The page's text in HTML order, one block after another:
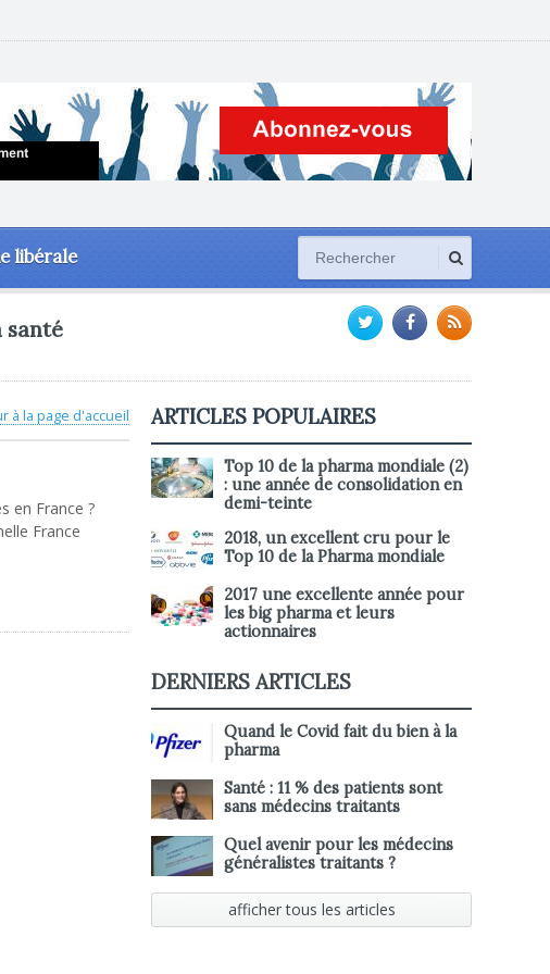
libérale
santé
à la page d'accueil
en France ?
France
ARTICLES POPULAIRES
Top 10 de la pharma mondiale (2)
: une année de consolidation en
demi-teinte
2018, un excellent cru pour le
Top 10 de la Pharma mondiale
2017 une excellente année pour
les big pharma et leurs
actionnaires
DERNIERS ARTICLES
Quand le Covid fait du bien à la
pharma
Santé : 11 % des patients sont
sans médecins traitants
Quel avenir pour les médecins
généralistes traitants ?
afficher tous les articles